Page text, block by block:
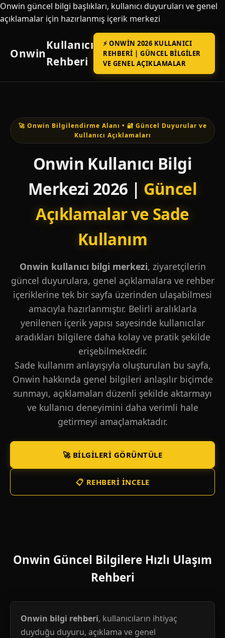
Onwin güncel bilgi başlıkları, kullanıcı duyuruları ve genel
açıklamalar için hazırlanmış içerik merkezi
Onwin
Kullanıcı
Rehberi
⚡ ONWIN 2026 KULLANICI
REHBERI | GÜNCEL BILGILER
VE GENEL AÇIKLAMALAR
🚀 Onwin Bilgilendirme Alanı • 🔐 Güncel Duyurular ve
Kullanıcı Açıklamaları
Onwin Kullanıcı Bilgi
Merkezi 2026 | Güncel
Açıklamalar ve Sade
Kullanım
Onwin kullanıcı bilgi merkezi, ziyaretçilerin
güncel duyurulara, genel açıklamalara ve rehber
içeriklerine tek bir sayfa üzerinden ulaşabilmesi
amacıyla hazırlanmıştır. Belirli aralıklarla
yenilenen içerik yapısı sayesinde kullanıcılar
aradıkları bilgilere daha kolay ve pratik şekilde
erişebilmektedir.
Sade kullanım anlayışıyla oluşturulan bu sayfa,
Onwin hakkında genel bilgileri anlaşılır biçimde
sunmayı, açıklamaları düzenli şekilde aktarmayı
ve kullanıcı deneyimini daha verimli hale
getirmeyi amaçlamaktadır.
🚀 BILGILERI GÖRÜNTÜLE
📋 REHBERI İNCELE
Onwin Güncel Bilgilere Hızlı Ulaşım
Rehberi
Onwin bilgi rehberi, kullanıcıların ihtiyaç
duyduğu duyuru, açıklama ve genel